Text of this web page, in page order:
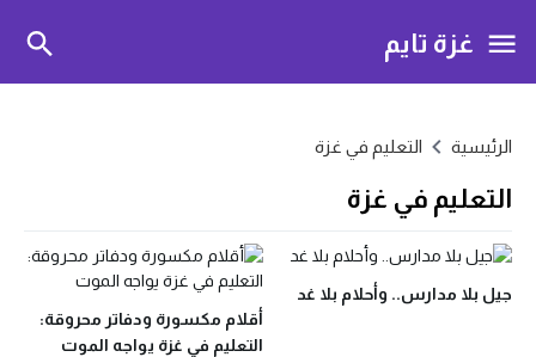
غزة تايم
الرئيسية التعليم في غزة
التعليم في غزة
جيل بلا مدارس.. وأحلام بلا غد
أقلام مكسورة ودفاتر محروقة:
التعليم في غزة يواجه الموت